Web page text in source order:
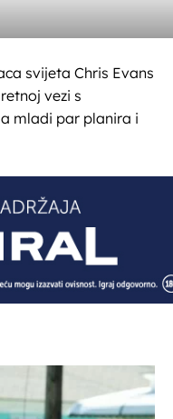
svijeta Chris Evans
vezi s
mladi par planira i